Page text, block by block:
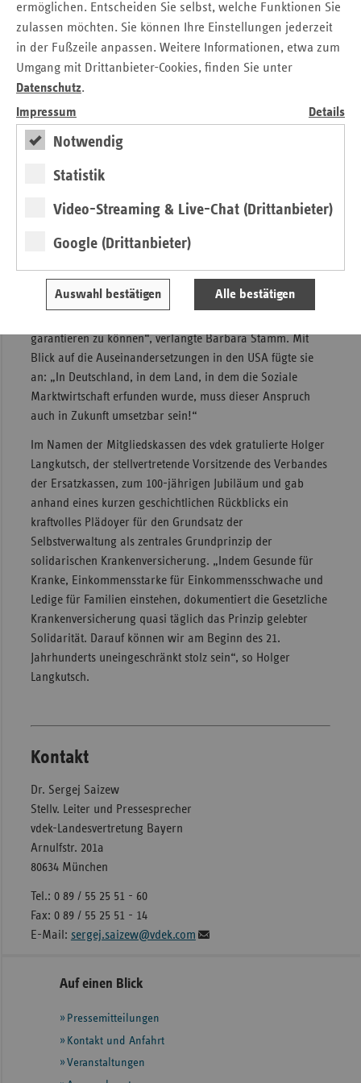
ermöglichen. Entscheiden Sie selbst, welche Funktionen Sie
zulassen möchten. Sie können Ihre Einstellungen jederzeit
in der Fußzeile anpassen. Weitere Informationen, etwa zum
Umgang mit Drittanbieter-Cookies, finden Sie unter
Datenschutz.
Impressum
Details
Notwendig
Statistik
Video-Streaming & Live-Chat (Drittanbieter)
Google (Drittanbieter)
Auswahl bestätigen Alle bestätigen
Rolle als „Anwälte ihrer Versicherten“. Wer sich an seine
Krankenkasse wende, sollte das immer mit dem guten
Gefühl des Vertrauens tun können. Die Kommunikation
dürfe kein „Kampf“ oder Feilschen sein; bürokratische
Hindernisse seien fehl am Platz. Die eindringliche Bitte der
Landtagspräsidentin lautete: „Bauen Sie die bestehenden
bürokratischen Barrieren ab!“
Krankenkasse, bei allen notwendigen
Wirtschaftlichkeitsüberlegungen den kranken Menschen in
betrachten. Der Gesundheitssektor sei kein Markt wie jeder
Gesundheit nicht überlassen. Der Anspruch muss
stattdessen sein, jenseits von marktwirtschaftlichen
garantieren zu können“, verlangte Barbara Stamm. Mit
Blick auf die Auseinandersetzungen in den USA fügte sie
an: „In Deutschland, in dem Land, in dem die Soziale
Marktwirtschaft erfunden wurde, muss dieser Anspruch
auch in Zukunft umsetzbar sein!“
Im Namen der Mitgliedskassen des vdek gratulierte Holger
Langkutsch, der stellvertretende Vorsitzende des Verbandes
der Ersatzkassen, zum 100-jährigen Jubiläum und gab
anhand eines kurzen geschichtlichen Rückblicks ein
kraftvolles Plädoyer für den Grundsatz der
Selbstverwaltung als zentrales Grundprinzip der
solidarischen Krankenversicherung. „Indem Gesunde für
Kranke, Einkommensstarke für Einkommensschwache und
Ledige für Familien einstehen, dokumentiert die Gesetzliche
Krankenversicherung quasi täglich das Prinzip gelebter
Solidarität. Darauf können wir am Beginn des 21.
Jahrhunderts uneingeschränkt stolz sein“, so Holger
Langkutsch.
Kontakt
Dr. Sergej Saizew
Stellv. Leiter und Pressesprecher
vdek-Landesvertretung Bayern
Arnulfstr. 201a
80634 München
Tel.: 0 89 / 55 25 51 - 60
Fax: 0 89 / 55 25 51 - 14
E-Mail: sergej.saizew@vdek.com
Seitennavigation
Seitenleiste
weiteren
Informationen
Auf einen Blick
Pressemitteilungen
Kontakt und Anfahrt
Veranstaltungen